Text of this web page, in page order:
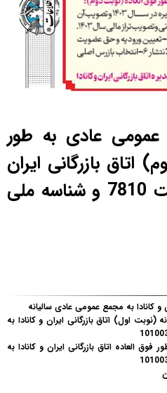
عادی به طور
اتاق بازرگانی ایران
و کانادا به شماره ثبت 7810 و شناسه ملی
و کانادا به مجمع عمومی عادی سالیانه
اول) اتاق بازرگانی ایران و کانادا به
العاده اتاق بازرگانی ایران و کانادا به